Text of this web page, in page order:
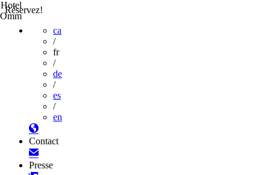
Réservez!
ca
/
fr
/
de
/
es
/
en
Contact
Presse
Hotel
Omm